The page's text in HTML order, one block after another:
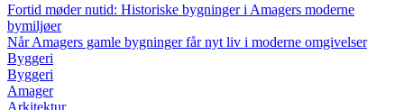
Fortid møder nutid: Historiske bygninger i Amagers moderne
bymiljøer
Når Amagers gamle bygninger får nyt liv i moderne omgivelser
Byggeri
Byggeri
Amager
Arkitektur